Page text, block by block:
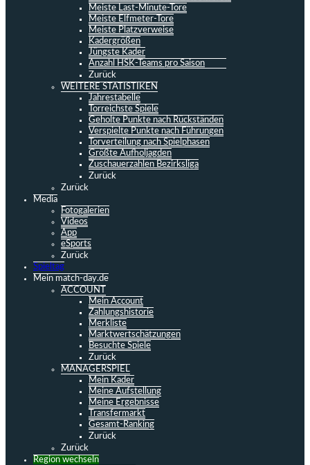
Meiste Last-Minute-Tore
Meiste Elfmeter-Tore
Meiste Platzverweise
Kadergrößen
Jüngste Kader
Anzahl HSK-Teams pro Saison
Zurück
WEITERE STATISTIKEN
Jahrestabelle
Torreichste Spiele
Geholte Punkte nach Rückständen
Verspielte Punkte nach Führungen
Torverteilung nach Spielphasen
Größte Aufholjagden
Zuschauerzahlen Bezirksliga
Zurück
Zurück
Media
Fotogalerien
Videos
App
eSports
Zurück
Spieltag
Mein match-day.de
ACCOUNT
Mein Account
Zahlungshistorie
Merkliste
Marktwertschätzungen
Besuchte Spiele
Zurück
MANAGERSPIEL
Mein Kader
Meine Aufstellung
Meine Ergebnisse
Transfermarkt
Gesamt-Ranking
Zurück
Zurück
Region wechseln